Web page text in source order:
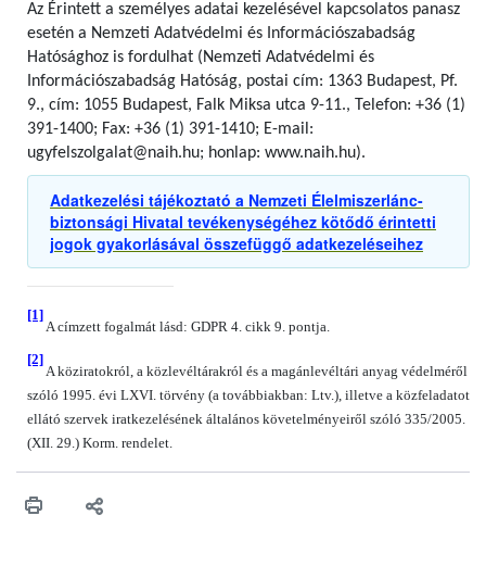
Az Érintett a személyes adatai kezelésével kapcsolatos panasz
esetén a Nemzeti Adatvédelmi és Információszabadság
Hatósághoz is fordulhat (Nemzeti Adatvédelmi és
Információszabadság Hatóság, postai cím: 1363 Budapest, Pf.
9., cím: 1055 Budapest, Falk Miksa utca 9-11., Telefon: +36 (1)
391-1400; Fax: +36 (1) 391-1410; E-mail:
ugyfelszolgalat@naih.hu; honlap: www.naih.hu).
Adatkezelési tájékoztató a Nemzeti Élelmiszerlánc-
biztonsági Hivatal tevékenységéhez kötődő érintetti
jogok gyakorlásával összefüggő adatkezeléseihez
[1]
A címzett fogalmát lásd: GDPR 4. cikk 9. pontja.
[2]
A köziratokról, a közlevéltárakról és a magánlevéltári anyag védelméről
szóló 1995. évi LXVI. törvény (a továbbiakban: Ltv.), illetve a közfeladatot
ellátó szervek iratkezelésének általános követelményeiről szóló 335/2005.
(XII. 29.) Korm. rendelet.